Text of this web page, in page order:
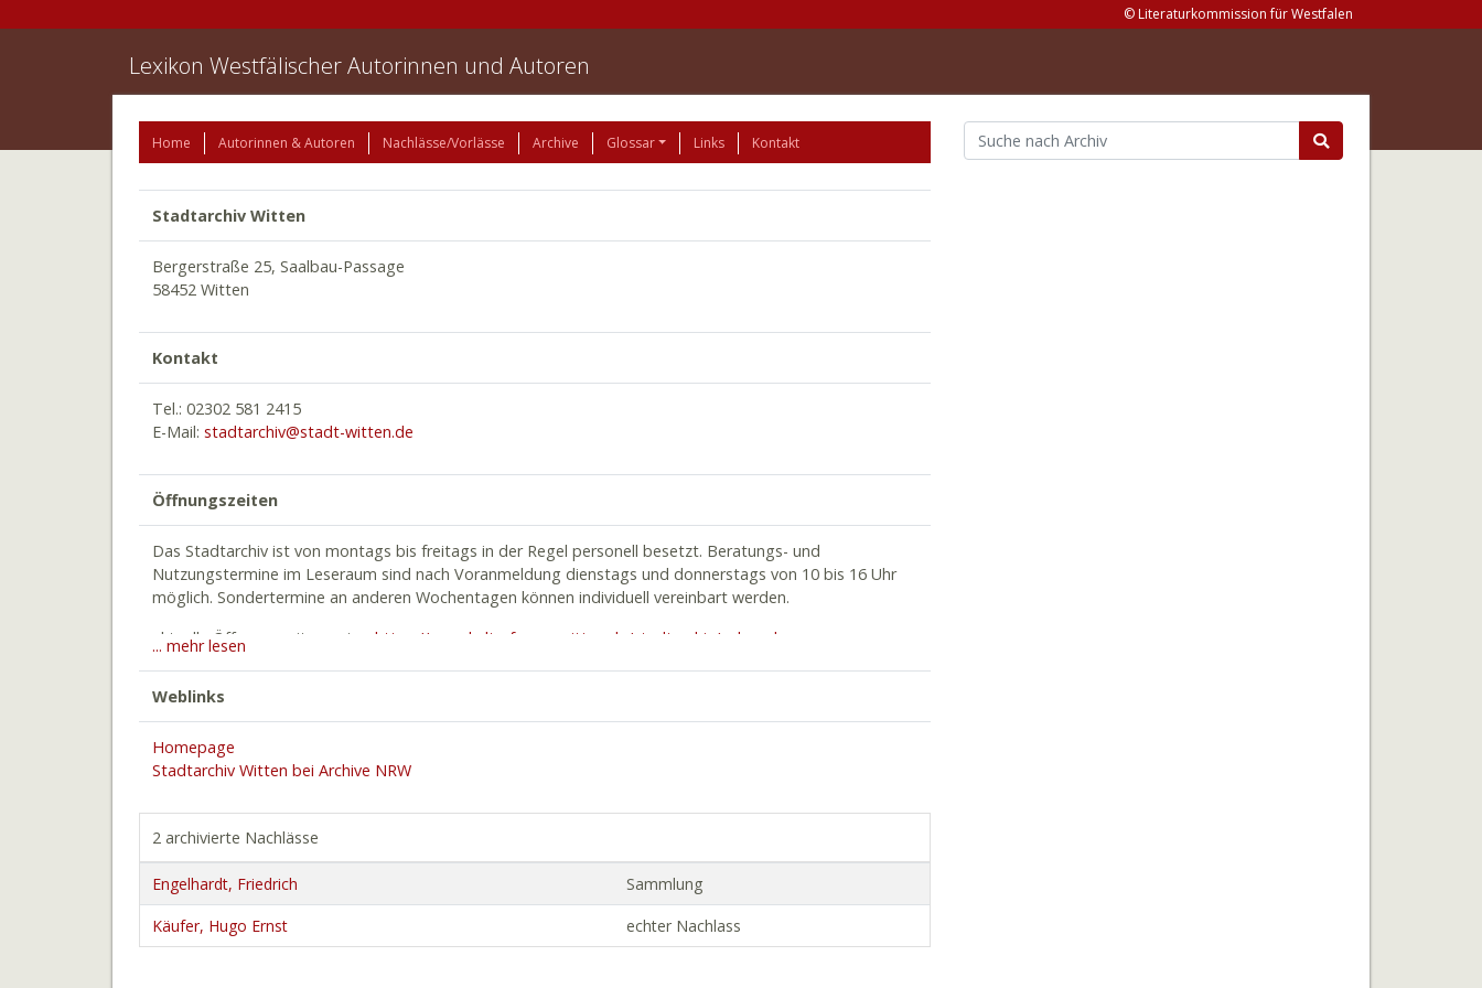
© Literaturkommission für Westfalen
Lexikon Westfälischer Autorinnen und Autoren
Home Autorinnen & Autoren Nachlässe/Vorlässe Archive Glossar Links Kontakt
Stadtarchiv Witten
Bergerstraße 25, Saalbau-Passage
58452 Witten
Kontakt
Tel.: 02302 581 2415
E-Mail: stadtarchiv@stadt-witten.de
Öffnungszeiten
Das Stadtarchiv ist von montags bis freitags in der Regel personell besetzt. Beratungs- und
Nutzungstermine im Leseraum sind nach Voranmeldung dienstags und donnerstags von 10 bis 16 Uhr
möglich. Sondertermine an anderen Wochentagen können individuell vereinbart werden.
aktuelle Öffnungszeiten unter: https://www.kulturforum-witten.de/stadtarchiv/ueber-das-
... mehr lesen
Weblinks
Homepage
Stadtarchiv Witten bei Archive NRW
2 archivierte Nachlässe
Engelhardt, Friedrich
Sammlung
Käufer, Hugo Ernst
echter Nachlass